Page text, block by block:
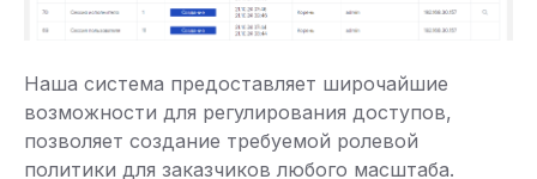
Наша система предоставляет широчайшие
возможности для регулирования доступов,
позволяет создание требуемой ролевой
политики для заказчиков любого масштаба.